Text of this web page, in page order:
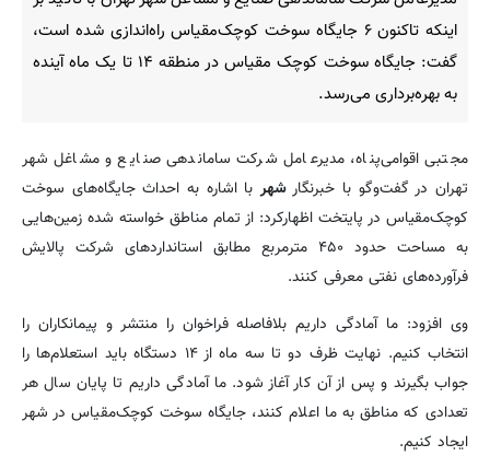
اینکه تاکنون ۶ جایگاه سوخت کوچک‌مقیاس راه‌اندازی شده است،
گفت: جایگاه سوخت کوچک مقیاس در منطقه ۱۴ تا یک ماه آینده
به بهره‌برداری می‌رسد.
مجتبی اقوامی‌پناه، مدیرعامل شرکت ساماندهی صنایع و مشاغل شهر
تهران در گفت‌وگو با خبرنگارشهربا اشاره به احداث جایگاه‌های سوخت
کوچک‌مقیاس در پایتخت اظهارکرد: از تمام مناطق خواسته شده زمین‌هایی
به مساحت حدود ۴۵۰ مترمربع مطابق استانداردهای شرکت پالایش
فرآورده‌های نفتی معرفی کنند.
وی افزود: ما آمادگی داریم بلافاصله فراخوان را منتشر و پیمانکاران را
انتخاب کنیم. نهایت ظرف دو تا سه ماه از ۱۴ دستگاه باید استعلام‌ها را
جواب بگیرند و پس از آن کار آغاز شود. ما آمادگی داریم تا پایان سال هر
تعدادی که مناطق به ما اعلام کنند، جایگاه سوخت کوچک‌مقیاس در شهر
ایجاد کنیم.